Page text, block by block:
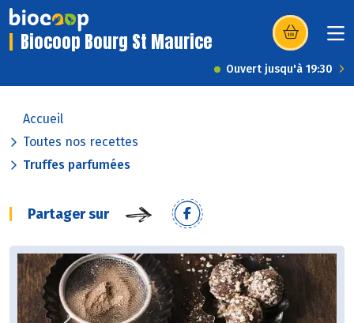
Biocoop Bourg St Maurice (s’ouvre dans
Ouvert jusqu'à 19:30
Accueil
Toutes nos recettes
Truffes parfumées
Partager sur